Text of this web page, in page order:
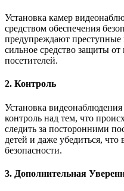
Установка камер
средством обеспечения
предупреждают
сильное средство защиты
посетителей.
2. Контроль
Установка
контроль над тем, что
следить за посторонними
детей и даже убедиться,
безопасности.
3. Дополнительная